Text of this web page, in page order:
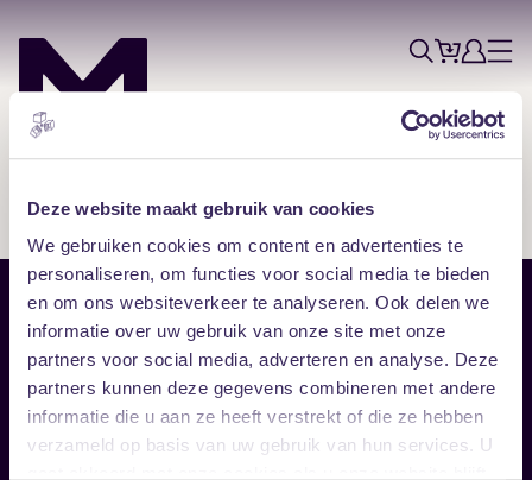
Deze website maakt gebruik van cookies
We gebruiken cookies om content en advertenties te
personaliseren, om functies voor social media te bieden
en om ons websiteverkeer te analyseren. Ook delen we
informatie over uw gebruik van onze site met onze
partners voor social media, adverteren en analyse. Deze
partners kunnen deze gegevens combineren met andere
informatie die u aan ze heeft verstrekt of die ze hebben
verzameld op basis van uw gebruik van hun services. U
ZoekTicketsAccount
Menu
Sitemap
Home
Vrijwilligers
Verhuur
Disclaimer
Toegankelijkheid
Privacy & cookies
Follow